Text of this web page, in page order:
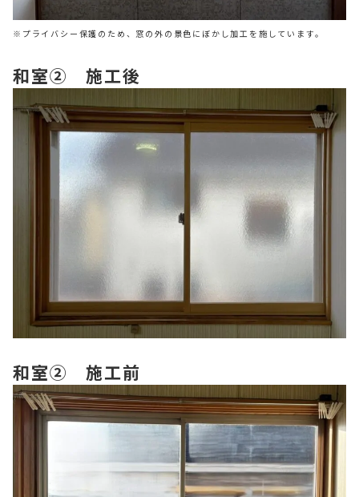
※プライバシー保護のため、窓の外の景色にぼかし加工を施しています。
和室② 施工後
和室② 施工前